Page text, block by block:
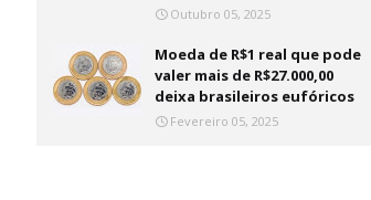
Outubro 05, 2025
Moeda de R$1 real que pode
valer mais de R$27.000,00
deixa brasileiros eufóricos
Fevereiro 05, 2025